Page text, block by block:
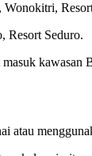
Resort Seduro.
atau